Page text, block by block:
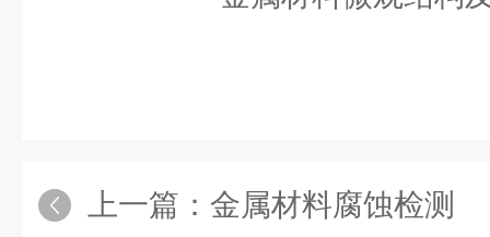
上一篇： 金属材料腐蚀检测